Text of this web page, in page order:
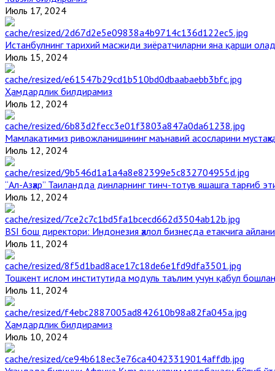
Июль 17, 2024
Истанбулнинг тарихий масжиди зиёратчиларни яна қарши
Июль 15, 2024
Ҳамдардлик билдирамиз
Июль 12, 2024
Мамлакатимиз ривожланишининг маънавий асосларини
Июль 12, 2024
“Ал-Азҳар” Таиландда динларнинг тинч-тотув яшашга тарғиб
Июль 12, 2024
BSI бош директори: Индонезия ҳалол бизнесда етакчига
Июль 11, 2024
Тошкент ислом институтида модуль таълим учун қабул
Июль 11, 2024
Ҳамдардлик билдирамиз
Июль 10, 2024